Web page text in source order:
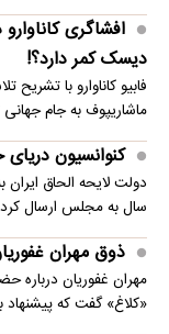
افشاگری
دیسک کمر دارد؟!
فابیو کاناوارو با
ماشاریپوف به جام
کنوانسیون
دولت لایحه الحاق
سال به مجلس ارسال
ذوق مهران
مهران غفوریان درباره
«کلاغ» گفت که پیشنهاد